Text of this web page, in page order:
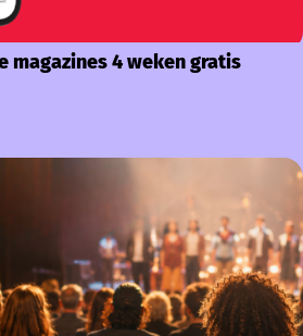
magazines 4 weken gratis